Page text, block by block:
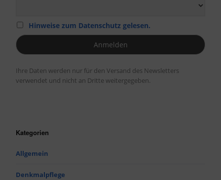
Hinweise zum Datenschutz gelesen.
Ihre Daten werden nur für den Versand des Newsletters
verwendet und nicht an Dritte weitergegeben.
Kategorien
Allgemein
Denkmalpflege